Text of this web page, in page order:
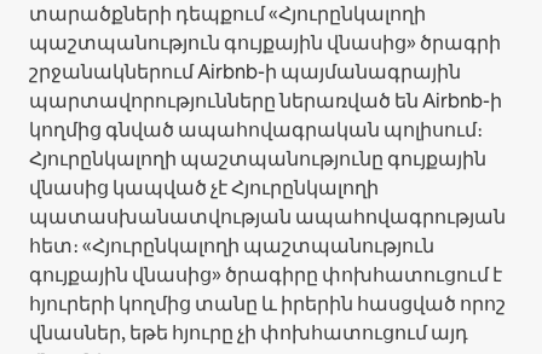
տարածքների դեպքում «Հյուրընկալողի
պաշտպանություն գույքային վնասից» ծրագրի
շրջանակներում Airbnb-ի պայմանագրային
պարտավորությունները ներառված են Airbnb-ի
կողմից գնված ապահովագրական պոլիսում։
Հյուրընկալողի պաշտպանությունը գույքային
վնասից կապված չէ Հյուրընկալողի
պատասխանատվության ապահովագրության
հետ։ «Հյուրընկալողի պաշտպանություն
գույքային վնասից» ծրագիրը փոխհատուցում է
հյուրերի կողմից տանը և իրերին հասցված որոշ
վնասներ, եթե հյուրը չի փոխհատուցում այդ